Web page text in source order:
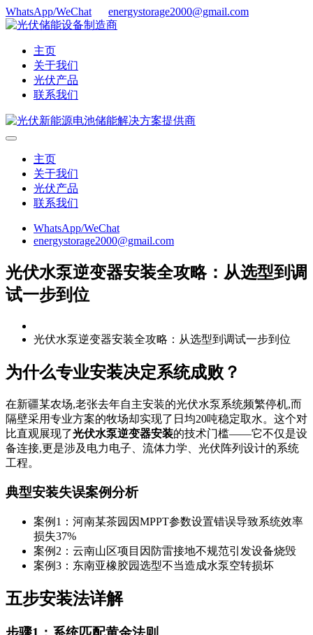
WhatsApp/WeChat energystorage2000@gmail.com
主页
关于我们
光伏产品
联系我们
主页
关于我们
光伏产品
联系我们
WhatsApp/WeChat
energystorage2000@gmail.com
光伏水泵逆变器安装全攻略：从选型到调
试一步到位
光伏水泵逆变器安装全攻略：从选型到调试一步到位
为什么专业安装决定系统成败？
在新疆某农场,老张去年自主安装的光伏水泵系统频繁停机,而
隔壁采用专业方案的牧场却实现了日均20吨稳定取水。这个对
比直观展现了光伏水泵逆变器安装的技术门槛——它不仅是设
备连接,更是涉及电力电子、流体力学、光伏阵列设计的系统
工程。
典型安装失误案例分析
案例1：河南某茶园因MPPT参数设置错误导致系统效率
损失37%
案例2：云南山区项目因防雷接地不规范引发设备烧毁
案例3：东南亚橡胶园选型不当造成水泵空转损坏
五步安装法详解